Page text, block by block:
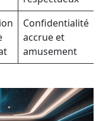
Confidentialité
accrue et
amusement